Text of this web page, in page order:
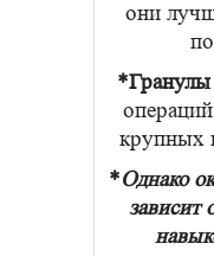
они
*Гранулы
крупных
*Однако
зависит